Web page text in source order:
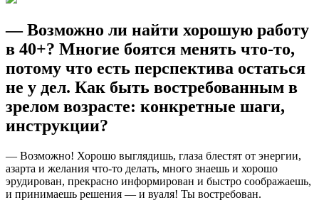
— Возможно ли найти хорошую работу
в 40+? Многие боятся менять что-то,
потому что есть перспектива остаться
не у дел. Как быть востребованным в
зрелом возрасте: конкретные шаги,
инструкции?
— Возможно! Хорошо выглядишь, глаза блестят от энергии,
азарта и желания что-то делать, много знаешь и хорошо
эрудирован, прекрасно информирован и быстро соображаешь,
и принимаешь решения — и вуаля! Ты востребован.